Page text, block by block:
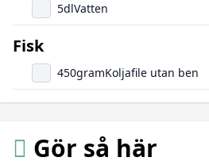
5dlVatten
Fisk
450gramKoljafile utan ben
Gör så här